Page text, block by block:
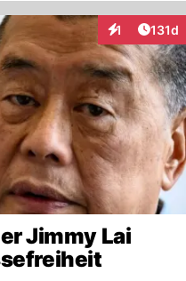
1
Interaktionen
131d
Jimmy Lai